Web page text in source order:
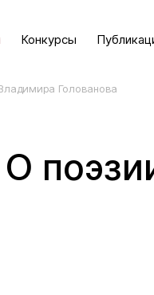
Конкурсы
Голованова
О